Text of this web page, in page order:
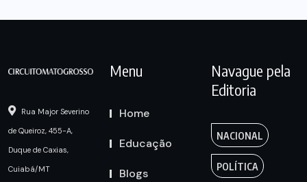
Rua Major Severino
de Queiroz, 455-A,
Duque de Caxias,
Cuiabá/MT
Menu
Home
Educação
Blogs
Navague pela
Editoria
NACIONAL
POLÍTICA